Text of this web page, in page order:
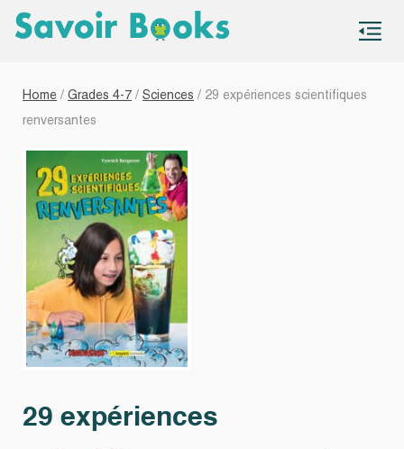
Home / Grades 4-7 / Sciences / 29 expériences scientifiques
renversantes
29 expériences